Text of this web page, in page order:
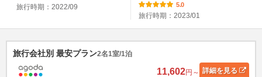
旅行時期：2022/09 5.0
旅行時期：2023/01
旅行会社別 最安プラン2名1室/1泊
11,602円～ 詳細を見る